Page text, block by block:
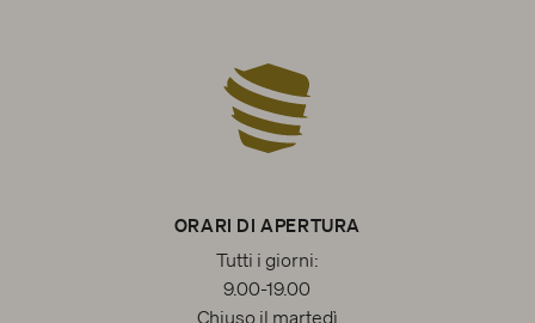
ORARI DI APERTURA
Tutti i giorni:
9.00-19.00
Chiuso il martedì